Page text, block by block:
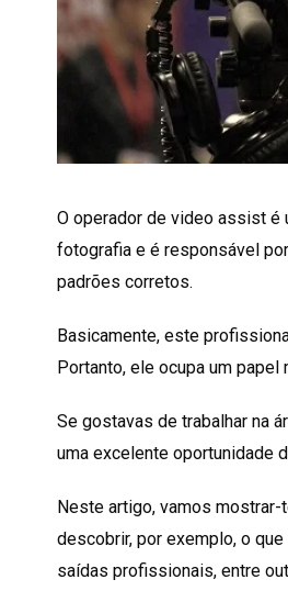
O operador de video assist é
fotografia e é responsável
padrões corretos.
Basicamente, este
Portanto, ele ocupa um
Se gostavas de trabalhar na
uma excelente oportunidade
Neste artigo, vamos
descobrir, por exemplo, o
saídas profissionais, entre